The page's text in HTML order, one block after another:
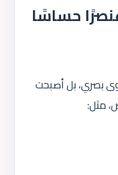
حساسًا
بصري، بل أصبحت
مثل: